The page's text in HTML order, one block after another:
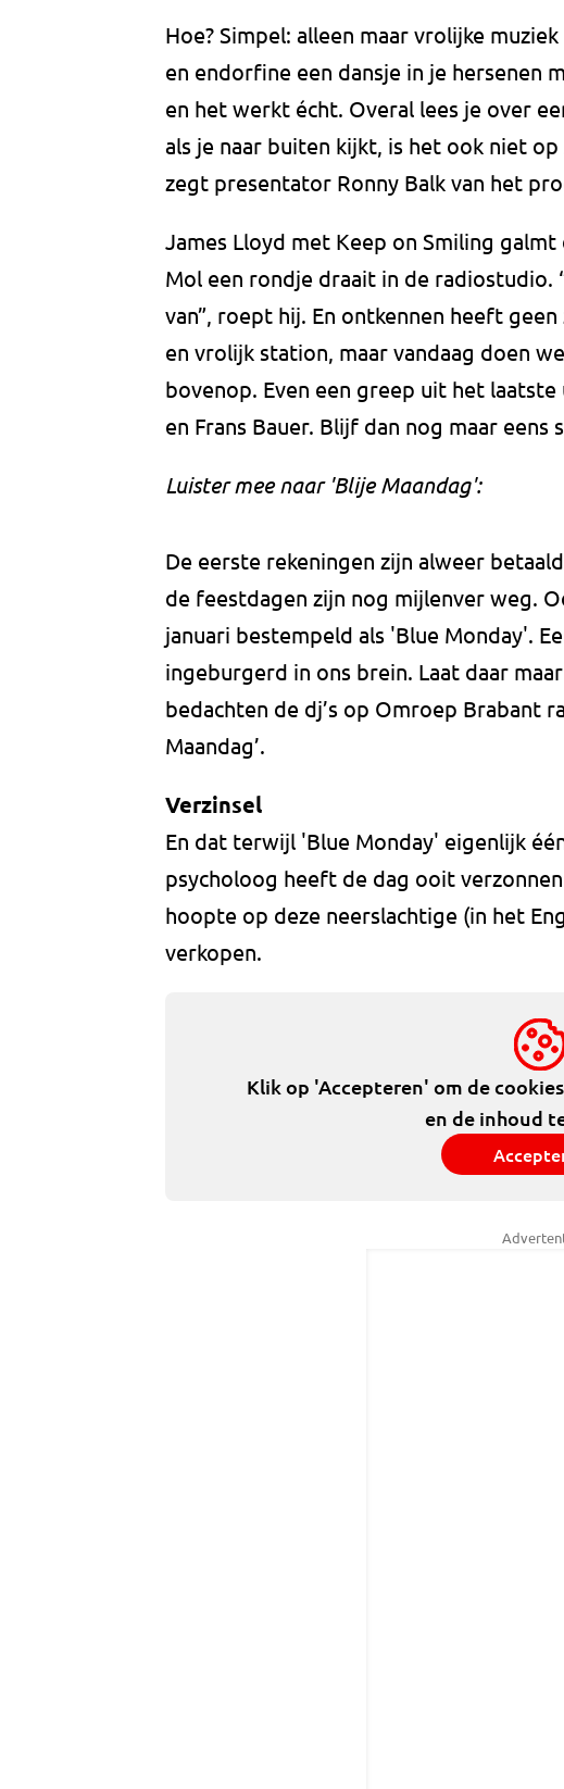
Hoe? Simpel: alleen maar vrolijke
en endorfine een dansje in je hersenen
en het werkt écht. Overal lees je over
als je naar buiten kijkt, is het ook niet op
zegt presentator Ronny Balk van het
James Lloyd met Keep on Smiling
Mol een rondje draait in de radiostudio.
van”, roept hij. En ontkennen heeft
en vrolijk station, maar vandaag doen
bovenop. Even een greep uit het
en Frans Bauer. Blijf dan nog maar eens
Luister mee naar 'Blije Maandag':
De eerste rekeningen zijn alweer
de feestdagen zijn nog mijlenver weg.
januari bestempeld als 'Blue Monday'.
ingeburgerd in ons brein. Laat daar
bedachten de dj’s op Omroep Brabant
Maandag’.
Verzinsel
En dat terwijl 'Blue Monday' eigenlijk
psycholoog heeft de dag ooit
hoopte op deze neerslachtige (in het
verkopen.
Klik op 'Accepteren' om de
en de inhoud